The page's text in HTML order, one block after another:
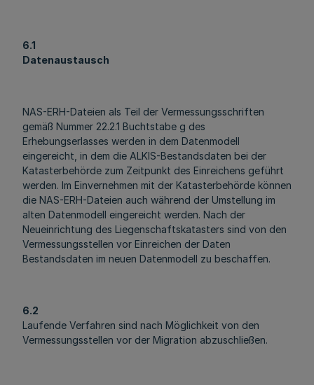
6.1
Datenaustausch
NAS-ERH-Dateien als Teil der Vermessungsschriften
gemäß Nummer 22.2.1 Buchtstabe g des
Erhebungserlasses werden in dem Datenmodell
eingereicht, in dem die ALKIS-Bestandsdaten bei der
Katasterbehörde zum Zeitpunkt des Einreichens geführt
werden. Im Einvernehmen mit der Katasterbehörde können
die NAS-ERH-Dateien auch während der Umstellung im
alten Datenmodell eingereicht werden. Nach der
Neueinrichtung des Liegenschaftskatasters sind von den
Vermessungsstellen vor Einreichen der Daten
Bestandsdaten im neuen Datenmodell zu beschaffen.
6.2
Laufende Verfahren sind nach Möglichkeit von den
Vermessungsstellen vor der Migration abzuschließen.